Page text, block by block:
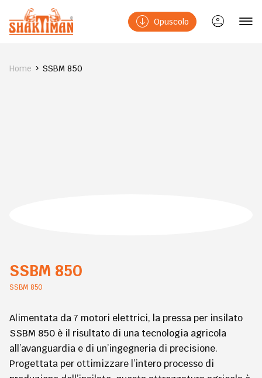
Opuscolo
Home SSBM 850
SSBM 850
SSBM 850
Alimentata da 7 motori elettrici, la pressa per insilato
SSBM 850 è il risultato di una tecnologia agricola
all’avanguardia e di un’ingegneria di precisione.
Progettata per ottimizzare l’intero processo di